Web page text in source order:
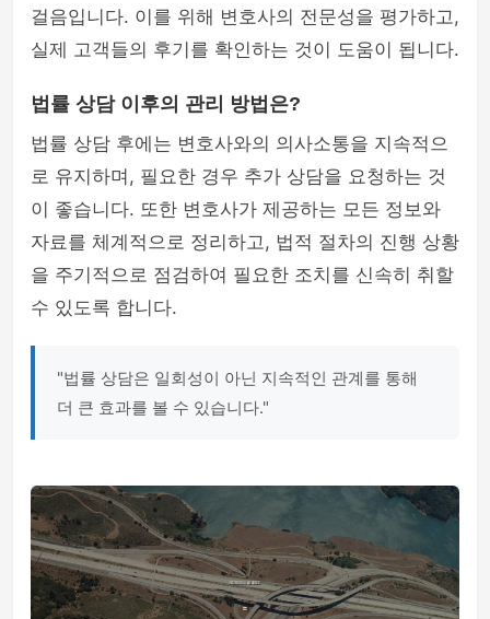
걸음입니다. 이를 위해 변호사의 전문성을 평가하고,
실제 고객들의 후기를 확인하는 것이 도움이 됩니다.
법률 상담 이후의 관리 방법은?
법률 상담 후에는 변호사와의 의사소통을 지속적으
로 유지하며, 필요한 경우 추가 상담을 요청하는 것
이 좋습니다. 또한 변호사가 제공하는 모든 정보와
자료를 체계적으로 정리하고, 법적 절차의 진행 상황
을 주기적으로 점검하여 필요한 조치를 신속히 취할
수 있도록 합니다.
"법률 상담은 일회성이 아닌 지속적인 관계를 통해
더 큰 효과를 볼 수 있습니다."